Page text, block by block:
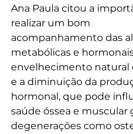
Ana Paula citou a
realizar um bom
acompanhamento das
metabólicas e
envelhecimento natural
e a diminuição da
hormonal, que pode
saúde óssea e muscular
degenerações como